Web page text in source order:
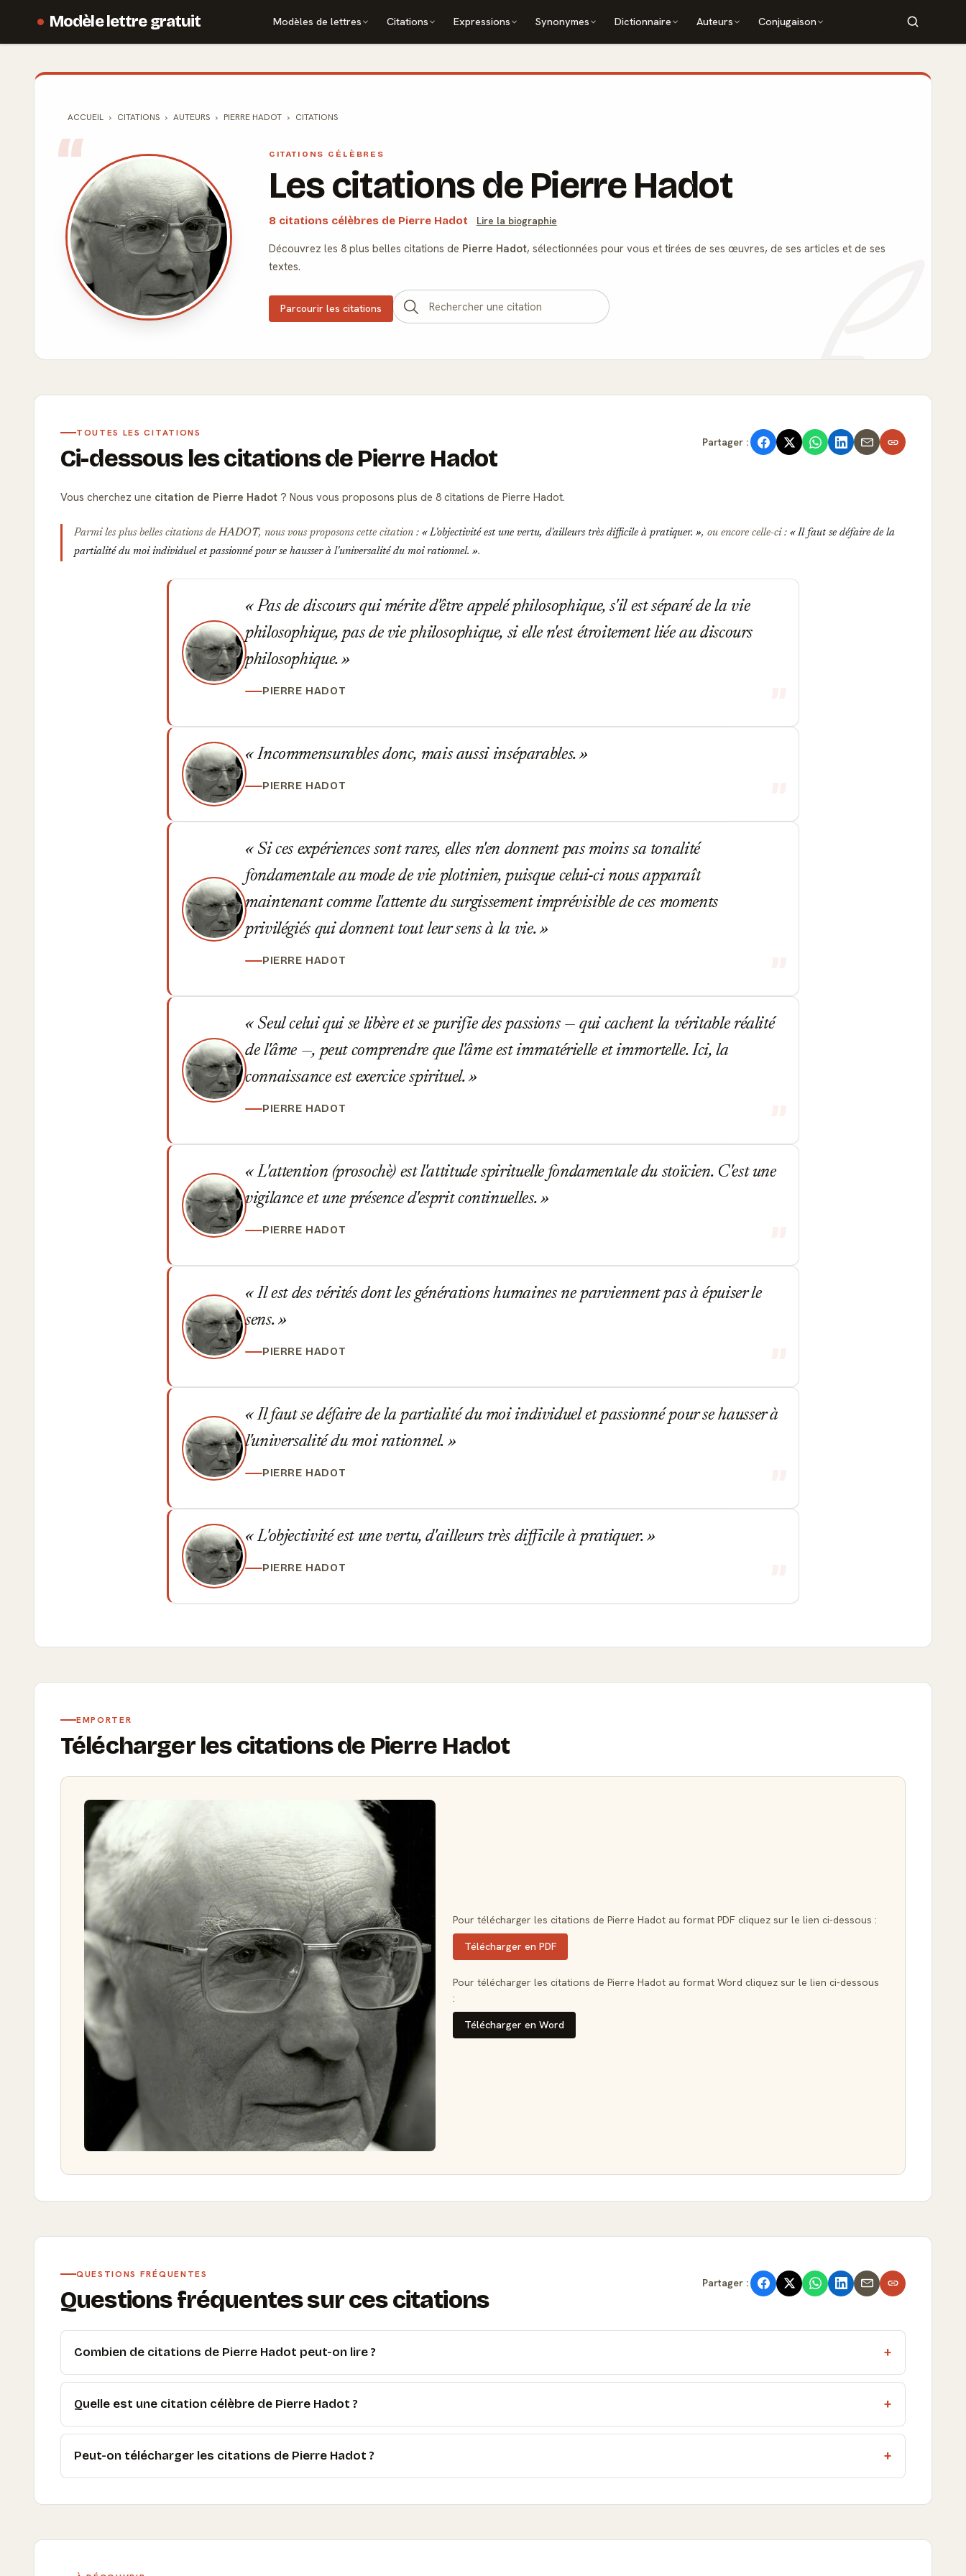
Modèle lettre gratuit Modèles de lettres Citations Expressions Synonymes Dictionnaire Auteurs Conjugaison
ACCUEIL CITATIONS AUTEURS PIERRE HADOT CITATIONS
CITATIONS CÉLÈBRES
Les citations de Pierre Hadot
8 citations célèbres de Pierre Hadot Lire la biographie
Découvrez les 8 plus belles citations de Pierre Hadot, sélectionnées pour vous et tirées de ses œuvres, de ses articles et de ses
textes.
Parcourir les citations
TOUTES LES CITATIONS
Ci-dessous les citations de Pierre Hadot
Partager :
Vous cherchez une citation de Pierre Hadot ? Nous vous proposons plus de 8 citations de Pierre Hadot.
Parmi les plus belles citations de HADOT, nous vous proposons cette citation : L'objectivité est une vertu, d'ailleurs très difficile à pratiquer. , ou encore celle-ci :
Il faut se défaire de la
partialité du moi individuel et passionné pour se hausser à l'universalité du moi rationnel.
.
Pas de discours qui mérite d'être appelé philosophique, s'il est séparé de la vie
philosophique, pas de vie philosophique, si elle n'est étroitement liée au discours
philosophique.
PIERRE HADOT
Incommensurables donc, mais aussi inséparables.
PIERRE HADOT
Si ces expériences sont rares, elles n'en donnent pas moins sa tonalité
fondamentale au mode de vie plotinien, puisque celui-ci nous apparaît
maintenant comme l'attente du surgissement imprévisible de ces moments
privilégiés qui donnent tout leur sens à la vie.
PIERRE HADOT
Seul celui qui se libère et se purifie des passions — qui cachent la véritable réalité
de l'âme —, peut comprendre que l'âme est immatérielle et immortelle. Ici, la
connaissance est exercice spirituel.
PIERRE HADOT
L'attention (prosochè) est l'attitude spirituelle fondamentale du stoïcien. C'est une
vigilance et une présence d'esprit continuelles.
PIERRE HADOT
Il est des vérités dont les générations humaines ne parviennent pas à épuiser le
sens.
PIERRE HADOT
Il faut se défaire de la partialité du moi individuel et passionné pour se hausser à
l'universalité du moi rationnel.
PIERRE HADOT
L'objectivité est une vertu, d'ailleurs très difficile à pratiquer.
PIERRE HADOT
EMPORTER
Télécharger les citations de Pierre Hadot
Pour télécharger les citations de Pierre Hadot au format PDF cliquez sur le lien ci-dessous :
Télécharger en PDF
Pour télécharger les citations de Pierre Hadot au format Word cliquez sur le lien ci-dessous
:
Télécharger en Word
QUESTIONS FRÉQUENTES
Questions fréquentes sur ces citations
Partager :
Combien de citations de Pierre Hadot peut-on lire ?
Quelle est une citation célèbre de Pierre Hadot ?
Peut-on télécharger les citations de Pierre Hadot ?